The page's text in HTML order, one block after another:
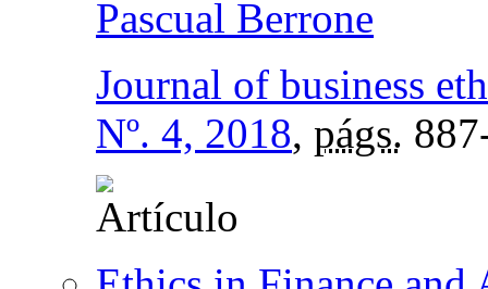
Pascual Berrone
Journal of business
Nº. 4, 2018, págs.